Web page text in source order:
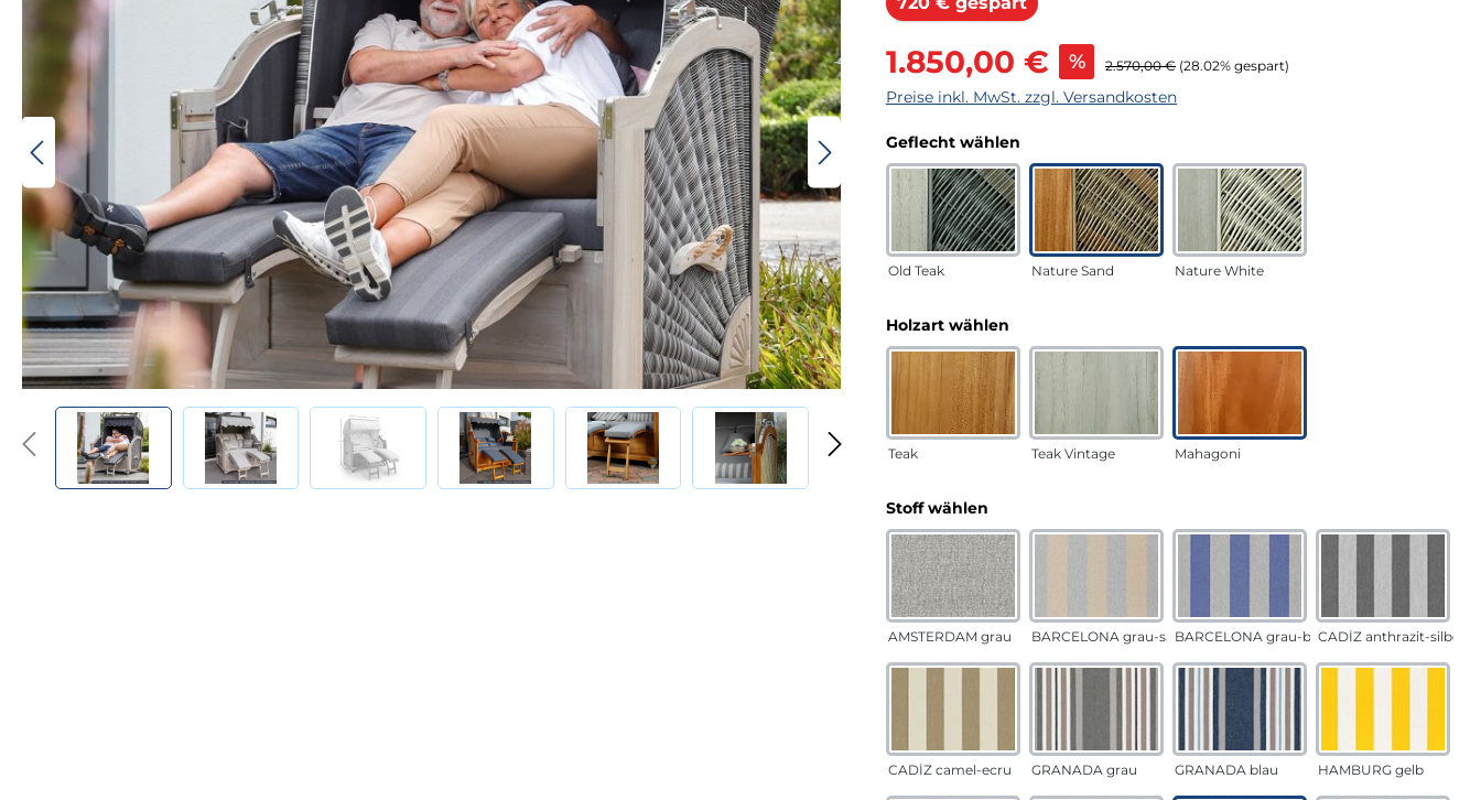
Verkaufspreis:
1.850,00 € % Regulärer Preis:
2.570,00 € (28.02% gespart)
Preise inkl. MwSt. zzgl. Versandkosten
Geflecht wählen
Old Teak Nature Sand Nature White
Holzart wählen
Teak Teak Vintage Mahagoni
Stoff wählen
AMSTERDAM grau BARCELONA grau-sandBARCELONA grau-blauCADÍZ anthrazit-silber
CADÍZ camel-ecru GRANADA grau GRANADA blau HAMBURG gelb